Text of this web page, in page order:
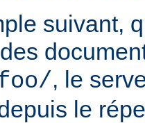
suivant,
, le
le